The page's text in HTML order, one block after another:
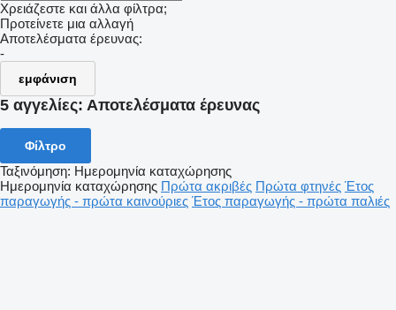
Χρειάζεστε και άλλα φίλτρα;
Προτείνετε μια αλλαγή
Αποτελέσματα έρευνας:
-
εμφάνιση
5 αγγελίες: Αποτελέσματα έρευνας
Φίλτρο
Ταξινόμηση: Ημερομηνία καταχώρησης
Ημερομηνία καταχώρησης Πρώτα ακριβές Πρώτα φτηνές Έτος
παραγωγής - πρώτα καινούριες Έτος παραγωγής - πρώτα παλιές